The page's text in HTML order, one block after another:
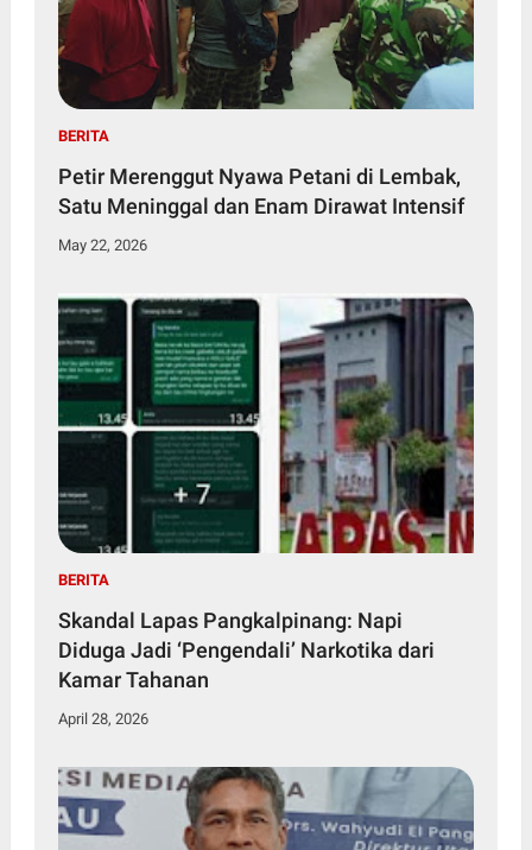
BERITA
Petir Merenggut Nyawa Petani di Lembak,
Satu Meninggal dan Enam Dirawat Intensif
May 22, 2026
BERITA
Skandal Lapas Pangkalpinang: Napi
Diduga Jadi ‘Pengendali’ Narkotika dari
Kamar Tahanan
April 28, 2026